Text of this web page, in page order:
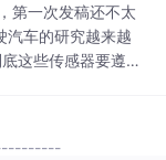
第一次发稿还不太
汽车的研究越来越
这些传感器要遵循